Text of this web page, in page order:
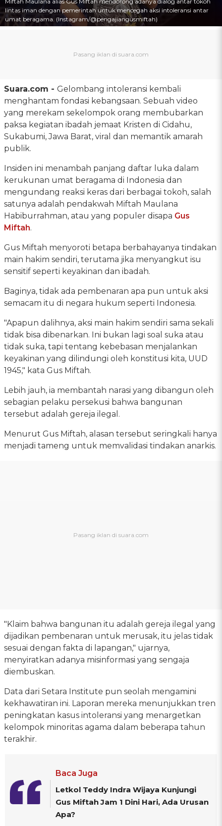
lintas iman dengan pemerintah untuk mencegah aksi intoleransi antar
umat beragama. (Instagram/@pengajiangusmiftah)
Suara.com - Gelombang intoleransi kembali
menghantam fondasi kebangsaan. Sebuah video
yang merekam sekelompok orang membubarkan
paksa kegiatan ibadah jemaat Kristen di Cidahu,
Sukabumi, Jawa Barat, viral dan memantik amarah
publik.
Insiden ini menambah panjang daftar luka dalam
kerukunan umat beragama di Indonesia dan
mengundang reaksi keras dari berbagai tokoh, salah
satunya adalah pendakwah Miftah Maulana
Habiburrahman, atau yang populer disapa Gus
Miftah.
Gus Miftah menyoroti betapa berbahayanya tindakan
main hakim sendiri, terutama jika menyangkut isu
sensitif seperti keyakinan dan ibadah.
Baginya, tidak ada pembenaran apa pun untuk aksi
semacam itu di negara hukum seperti Indonesia.
"Apapun dalihnya, aksi main hakim sendiri sama sekali
tidak bisa dibenarkan. Ini bukan lagi soal suka atau
tidak suka, tapi tentang kebebasan menjalankan
keyakinan yang dilindungi oleh konstitusi kita, UUD
1945," kata Gus Miftah.
Lebih jauh, ia membantah narasi yang dibangun oleh
sebagian pelaku persekusi bahwa bangunan
tersebut adalah gereja ilegal.
Menurut Gus Miftah, alasan tersebut seringkali hanya
menjadi tameng untuk memvalidasi tindakan anarkis.
"Klaim bahwa bangunan itu adalah gereja ilegal yang
dijadikan pembenaran untuk merusak, itu jelas tidak
sesuai dengan fakta di lapangan," ujarnya,
menyiratkan adanya misinformasi yang sengaja
diembuskan.
Data dari Setara Institute pun seolah mengamini
kekhawatiran ini. Laporan mereka menunjukkan tren
peningkatan kasus intoleransi yang menargetkan
kelompok minoritas agama dalam beberapa tahun
terakhir.
Baca Juga
Letkol Teddy Indra Wijaya Kunjungi
Gus Miftah Jam 1 Dini Hari, Ada Urusan
Apa?